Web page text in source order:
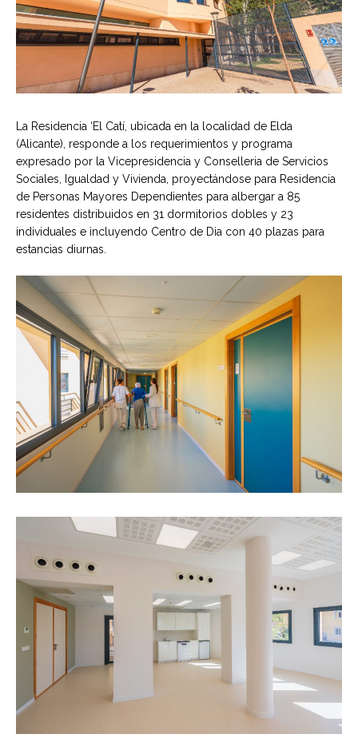
La Residencia ‘El Catí, ubicada en la localidad de Elda
(Alicante), responde a los requerimientos y programa
expresado por la Vicepresidencia y Conselleria de Servicios
Sociales, Igualdad y Vivienda, proyectándose para Residencia
de Personas Mayores Dependientes para albergar a 85
residentes distribuidos en 31 dormitorios dobles y 23
individuales e incluyendo Centro de Dia con 40 plazas para
estancias diurnas.